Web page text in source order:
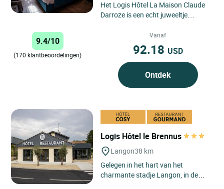
Het Logis Hôtel La Maison Claude
Darroze is een echt juweeltje
de wijnstreek van Bordeaux....
9.4/10
(170 klantbeoordelingen)
Vanaf
92.18 USD
Ontdek
Logis Hôtel le Brennus
Langon38 km
Gelegen in het hart van het
charmante stadje Langon, in de